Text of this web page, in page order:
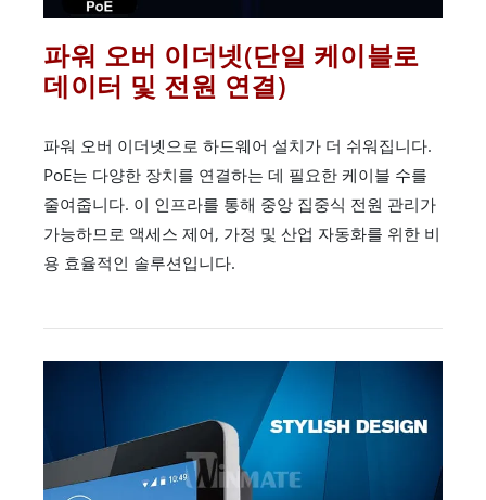
파워 오버 이더넷(단일 케이블로
데이터 및 전원 연결)
파워 오버 이더넷으로 하드웨어 설치가 더 쉬워집니다.
PoE는 다양한 장치를 연결하는 데 필요한 케이블 수를
줄여줍니다. 이 인프라를 통해 중앙 집중식 전원 관리가
가능하므로 액세스 제어, 가정 및 산업 자동화를 위한 비
용 효율적인 솔루션입니다.